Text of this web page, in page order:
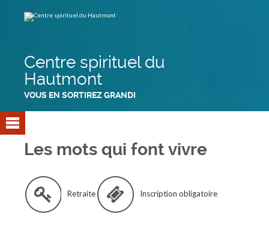
contenu.
Centre spirituel du
Hautmont
VOUS EN SORTIREZ GRANDI
Les mots qui font vivre
Retraite Inscription obligatoire